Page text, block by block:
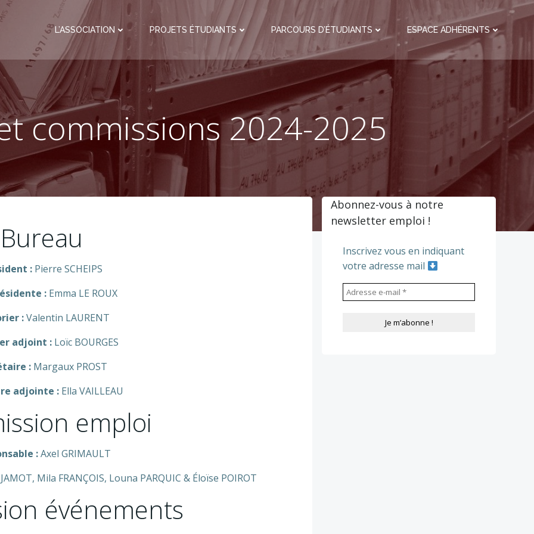
L’ASSOCIATION PROJETS ÉTUDIANTS PARCOURS D’ÉTUDIANTS ESPACE ADHÉRENTS
commissions 2024-2025
Bureau
: Pierre SCHEIPS
: Emma LE ROUX
:Valentin LAURENT
adjoint : Loïc BOURGES
: Margaux PROST
adjointe :Ella VAILLEAU
emploi
:Axel GRIMAULT
Mila FRANÇOIS, Louna PARQUIC & Éloïse POIROT
événements
Abonnez-vous à notre
newsletter emploi !
Inscrivez vous en indiquant
votre adresse mail